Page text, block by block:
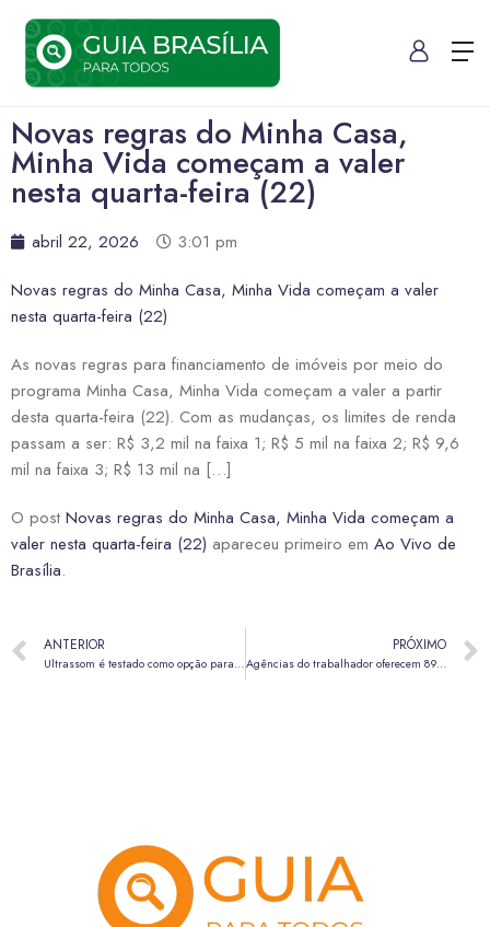
Novas regras do Minha Casa,
Minha Vida começam a valer
nesta quarta-feira (22)
abril 22, 2026
3:01 pm
Novas regras do Minha Casa, Minha Vida começam a valer
nesta quarta-feira (22)
As novas regras para financiamento de imóveis por meio do
programa Minha Casa, Minha Vida começam a valer a partir
desta quarta-feira (22). Com as mudanças, os limites de renda
passam a ser: R$ 3,2 mil na faixa 1; R$ 5 mil na faixa 2; R$ 9,6
mil na faixa 3; R$ 13 mil na […]
O post Novas regras do Minha Casa, Minha Vida começam a
valer nesta quarta-feira (22) apareceu primeiro em Ao Vivo de
Brasília.
ANTERIOR
Ultrassom é testado como opção para eliminar vírus respiratórios
PRÓXIMO
Agências do trabalhador oferecem 895 vagas de emprego nesta quinta-feira (23)